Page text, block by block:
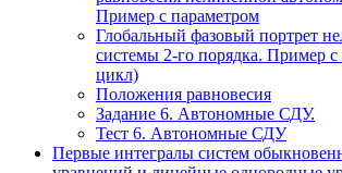
Пример с параметром
Глобальный фазовый портрет
системы 2-го порядка. Пример
цикл)
Положения равновесия
Задание 6. Автономные СДУ.
Тест 6. Автономные СДУ
Первые интегралы систем